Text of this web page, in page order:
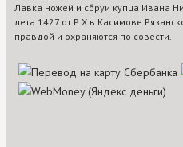
Лавка ножей и сбруи купца Ивана
лета 1427 от Р.Х.в Касимове
правдой и охраняются по совести.